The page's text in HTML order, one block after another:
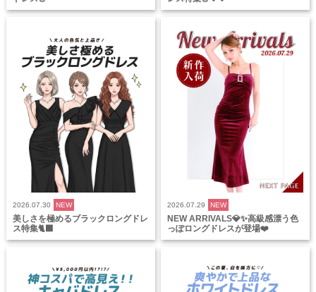
2026.07.30 NEW
美しさを極めるブラックロングドレ
ス特集🐈‍⬛
2026.07.29 NEW
NEW ARRIVALS💎✨高級感漂う色
っぽロングドレスが登場❤️